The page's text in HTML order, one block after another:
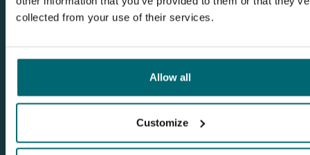
collected from your use of their services.
Allow all
Customize
Frühbucher-Aktion 2025 von The Carp Specialist:
Sichere dir exklusive Vorteile für deinen nächsten
Angelurlaub!